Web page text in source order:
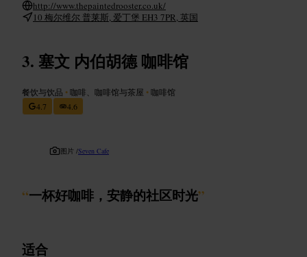
http://www.thepaintedrooster.co.uk/
10 梅尔维尔 普莱斯, 爱丁堡 EH3 7PR, 英国
塞文 内伯胡德 咖啡馆
餐饮与饮品 •咖啡、咖啡馆与茶屋 •咖啡馆
4.7
4.6
图片 /Seven Cafe
“一杯好咖啡，安静的社区时光”
适合